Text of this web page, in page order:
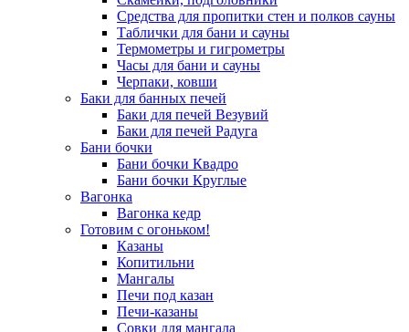
Средства для пропитки стен и полков сауны
Таблички для бани и сауны
Термометры и гигрометры
Часы для бани и сауны
Черпаки, ковши
Баки для банных печей
Баки для печей Везувий
Баки для печей Радуга
Бани бочки
Бани бочки Квадро
Бани бочки Круглые
Вагонка
Вагонка кедр
Готовим с огоньком!
Казаны
Копитильни
Мангалы
Печи под казан
Печи-казаны
Совки для мангала